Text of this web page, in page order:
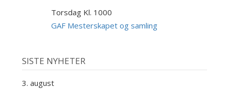
Torsdag Kl. 1000
GAF Mesterskapet og samling
SISTE NYHETER
3. august